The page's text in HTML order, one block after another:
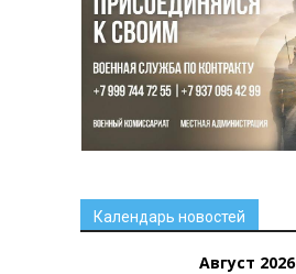
Календарь новостей
Август 2026